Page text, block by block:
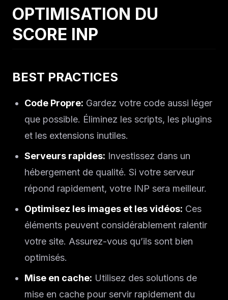
Solutions
À propos
Blog IA
OPTIMISATION DU
SCORE INP
BEST PRACTICES
Code Propre: Gardez votre code aussi léger
que possible. Éliminez les scripts, les plugins
et les extensions inutiles.
Serveurs rapides: Investissez dans un
hébergement de qualité. Si votre serveur
répond rapidement, votre INP sera meilleur.
Optimisez les images et les vidéos: Ces
éléments peuvent considérablement ralentir
votre site. Assurez-vous qu’ils sont bien
optimisés.
Mise en cache: Utilisez des solutions de
mise en cache pour servir rapidement du